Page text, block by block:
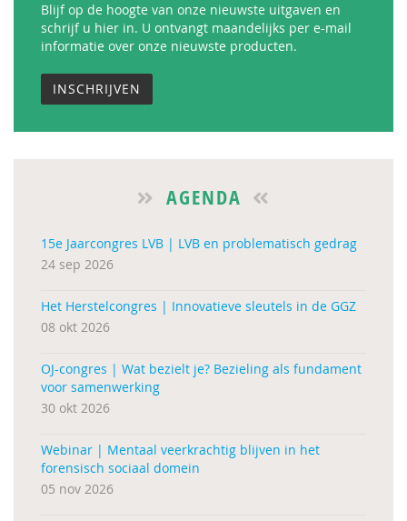
Blijf op de hoogte van onze nieuwste uitgaven en
schrijf u hier in. U ontvangt maandelijks per e-mail
informatie over onze nieuwste producten.
INSCHRIJVEN
AGENDA
15e Jaarcongres LVB | LVB en problematisch gedrag
24 sep 2026
Het Herstelcongres | Innovatieve sleutels in de GGZ
08 okt 2026
OJ-congres | Wat bezielt je? Bezieling als fundament
voor samenwerking
30 okt 2026
Webinar | Mentaal veerkrachtig blijven in het
forensisch sociaal domein
05 nov 2026